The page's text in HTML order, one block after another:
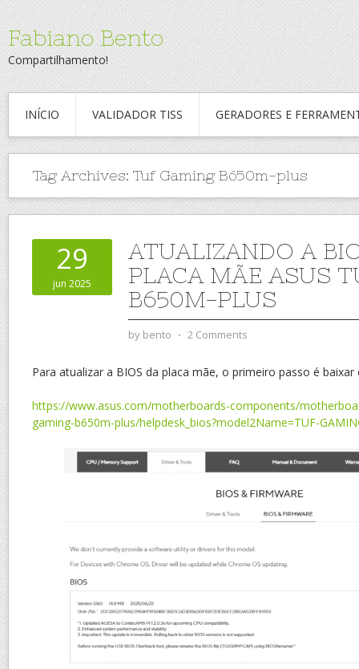
Fabiano Bento
Compartilhamento!
INÍCIO VALIDADOR TISS GERADORES E
Tag Archives: Tuf Gaming B650m-plus
29
jun 2025
ATUALIZANDO A
PLACA MÃE ASUS
B650M-PLUS
by bento ⋅ 2 Comments
Para atualizar a BIOS da placa mãe, o primeiro passo é baixar
https://www.asus.com/motherboards-components/
gaming-b650m-plus/helpdesk_bios?model2Name=TUF-